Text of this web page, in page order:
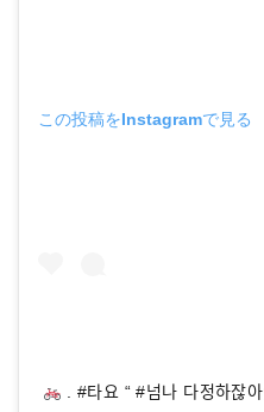
この投稿をInstagramで見る
. #타요 “ #넘나 다정하잖아